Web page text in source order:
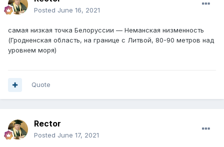
Posted June 16, 2021
самая низкая точка Белоруссии — Неманская низменность
(Гродненская область, на границе с Литвой, 80-90 метров над
уровнем моря)
Quote
Rector
Posted June 17, 2021